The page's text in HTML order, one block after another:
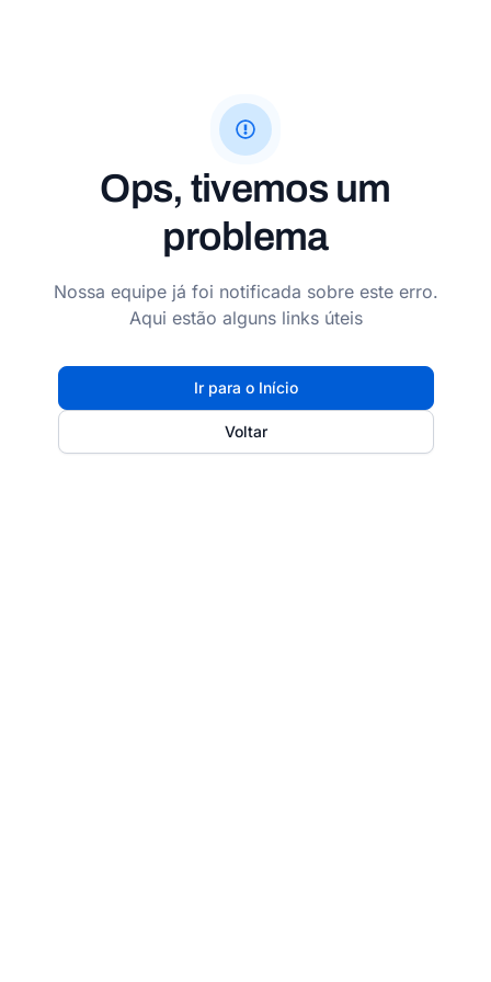
Ops, tivemos um
problema
Nossa equipe já foi notificada sobre este erro.
Aqui estão alguns links úteis
Ir para o Início
Voltar